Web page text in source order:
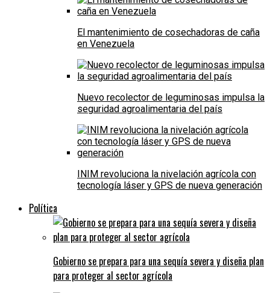
El mantenimiento de cosechadoras de caña
en Venezuela
Nuevo recolector de leguminosas impulsa la
seguridad agroalimentaria del país
INIM revoluciona la nivelación agrícola con
tecnología láser y GPS de nueva generación
Política
Gobierno se prepara para una sequía severa y diseña plan
para proteger al sector agrícola